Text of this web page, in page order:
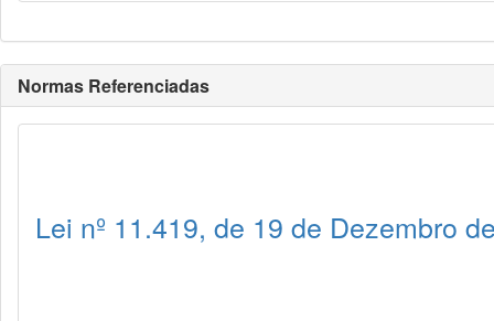
Normas Referenciadas
Lei nº 11.419, de 19 de Dezembro